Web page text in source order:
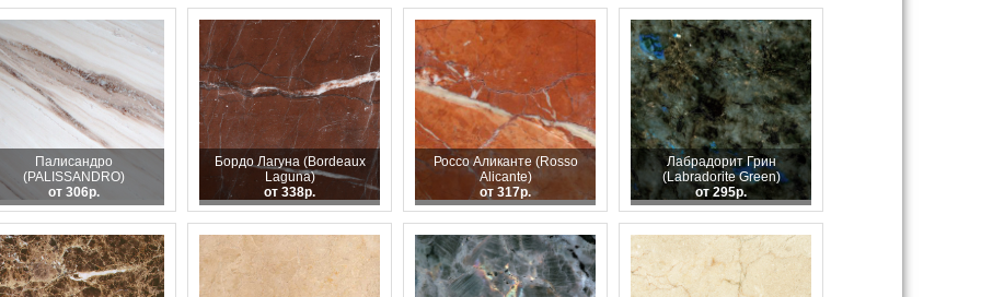
Палисандро
(PALISSANDRO)
от 306р.
Бордо Лагуна (Bordeaux
Laguna)
от 338р.
Россо Аликанте (Rosso
Alicante)
от 317р.
Лабрадорит Грин
(Labradorite Green)
от 295р.